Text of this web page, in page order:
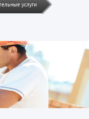
услуги